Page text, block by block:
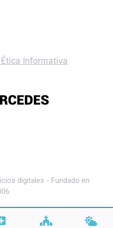
Informativa
digitales - Fundado en